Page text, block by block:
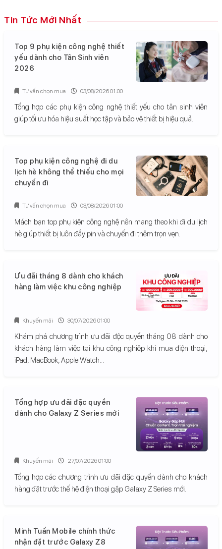
Tin Tức Mới Nhất
Top 9 phụ kiện công nghệ thiết
yếu dành cho Tân Sinh viên
2026
Tổng hợp các phụ kiện công nghệ thiết yếu cho tân sinh viên
giúp tối ưu hóa hiệu suất học tập và bảo vệ thiết bị hiệu quả.
Tư vấn chọn mua 03/08/2026 01:00
Top phụ kiện công nghệ đi du
lịch hè không thể thiếu cho mọi
chuyến đi
Mách bạn top phụ kiện công nghệ nên mang theo khi đi du lịch
hè giúp thiết bị luôn đầy pin và chuyến đi thêm trọn vẹn.
Tư vấn chọn mua 03/08/2026 01:00
Ưu đãi tháng 8 dành cho khách
hàng làm việc khu công nghiệp
Khám phá chương trình ưu đãi độc quyền tháng 08 dành cho
khách hàng làm việc tại khu công nghiệp khi mua điện thoại,
iPad, MacBook, Apple Watch...
Khuyến mãi 30/07/2026 01:00
Tổng hợp ưu đãi đặc quyền
dành cho Galaxy Z Series mới
Tổng hợp các chương trình ưu đãi đặc quyền dành cho khách
hàng đặt trước thế hệ điện thoại gập Galaxy Z Series mới.
Khuyến mãi 27/07/2026 01:00
Minh Tuấn Mobile chính thức
nhận đặt trước Galaxy Z8